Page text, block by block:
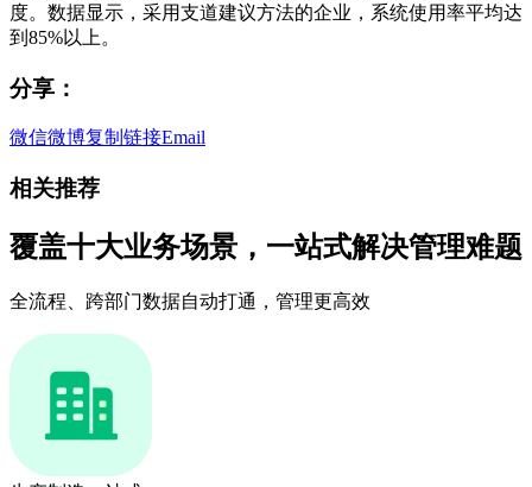
度。数据显示，采用支道建议方法的企业，系统使用率平均达
到85%以上。
分享：
微信微博复制链接Email
相关推荐
覆盖十大业务场景，一站式解决管理难题
全流程、跨部门数据自动打通，管理更高效